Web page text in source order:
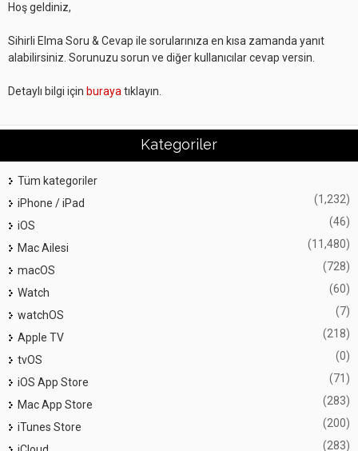
Hoş geldiniz,
Sihirli Elma Soru & Cevap ile sorularınıza en kısa zamanda yanıt
alabilirsiniz. Sorunuzu sorun ve diğer kullanıcılar cevap versin.
Detaylı bilgi için buraya tıklayın.
Kategoriler
Tüm kategoriler
iPhone / iPad
(1,232)
iOS (46)
Mac Ailesi (11,480)
macOS (728)
Watch (60)
watchOS (7)
Apple TV (218)
tvOS (0)
iOS App Store (71)
Mac App Store (283)
iTunes Store (200)
(283)